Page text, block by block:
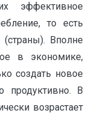
эффективное
то есть
(страны). Вполне
в экономике,
создать новое
продуктивно. В
возрастает